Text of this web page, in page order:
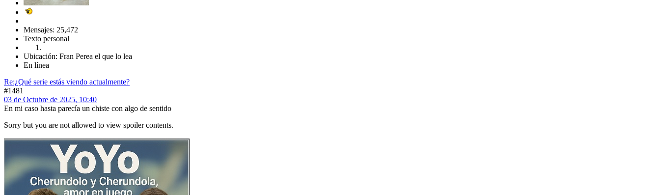
Mensajes: 25,472
Texto personal
Ubicación: Fran Perea el que lo lea
En línea
Re:¿Qué serie estás viendo actualmente?
#1481
03 de Octubre de 2025, 10:40
En mi caso hasta parecía un chiste con algo de sentido
Sorry but you are not allowed to view spoiler contents.